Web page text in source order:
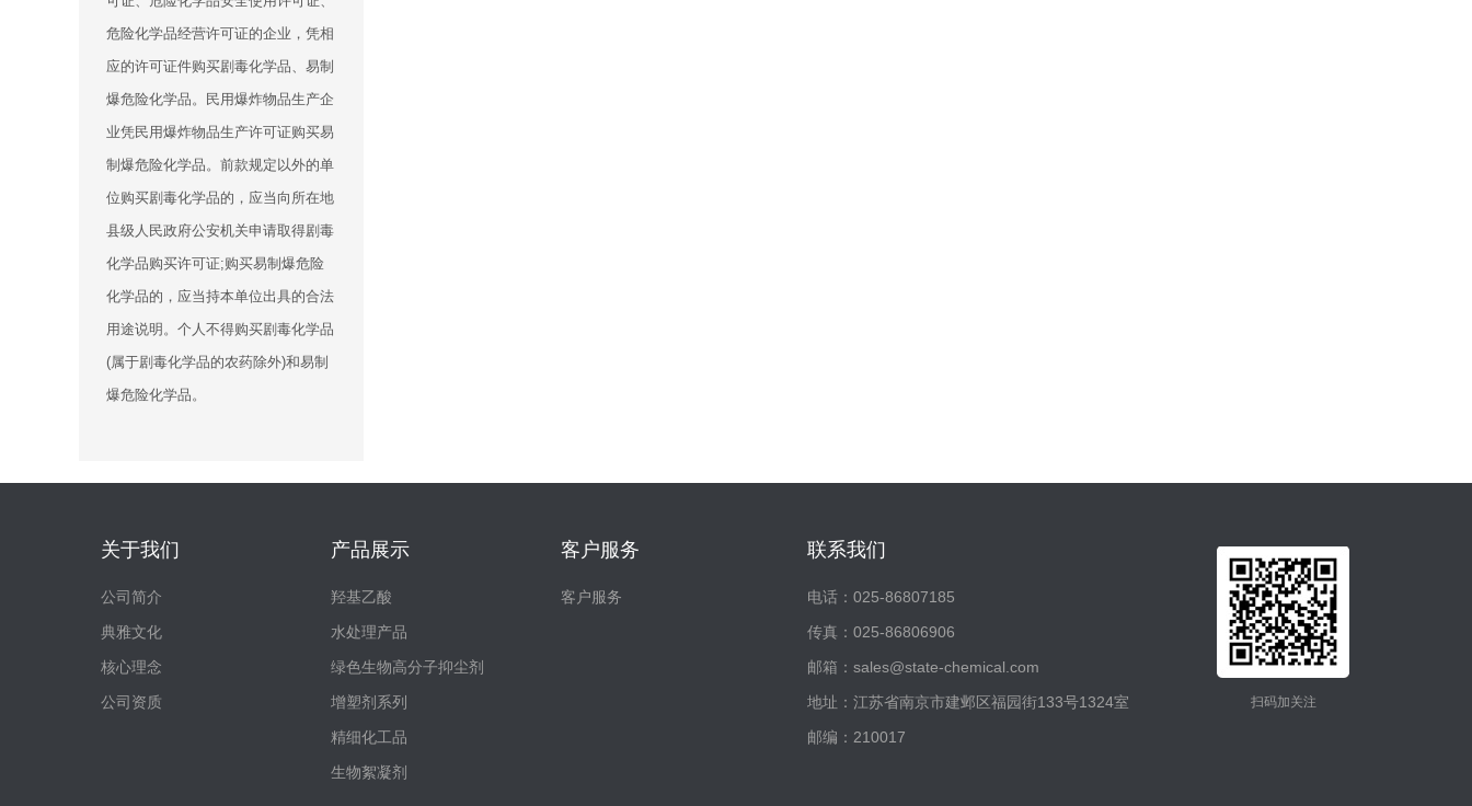
危险化学品经营许可证的企业，凭相
应的许可证件购买剧毒化学品、易制
爆危险化学品。民用爆炸物品生产企
业凭民用爆炸物品生产许可证购买易
制爆危险化学品。前款规定以外的单
位购买剧毒化学品的，应当向所在地
县级人民政府公安机关申请取得剧毒
化学品购买许可证;购买易制爆危险
化学品的，应当持本单位出具的合法
用途说明。个人不得购买剧毒化学品
(属于剧毒化学品的农药除外)和易制
爆危险化学品。
关于我们
公司简介
典雅文化
核心理念
公司资质
产品展示
羟基乙酸
水处理产品
绿色生物高分子抑尘剂
增塑剂系列
精细化工品
生物絮凝剂
客户服务
客户服务
联系我们
电话：025-86807185
传真：025-86806906
邮箱：sales@state-chemical.com
地址：江苏省南京市建邺区福园街133号1324室
邮编：210017
扫码加关注